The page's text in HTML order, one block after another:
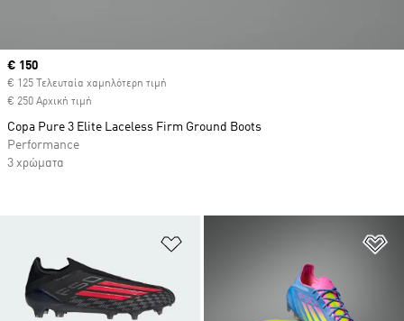
Προσθήκη στη Λίστα Επιθυμιών
Current price
€ 150
€ 125 Τελευταία χαμηλότερη τιμή
€ 250 Αρχική τιμή
Copa Pure 3 Elite Laceless Firm Ground Boots
Performance
3 χρώματα